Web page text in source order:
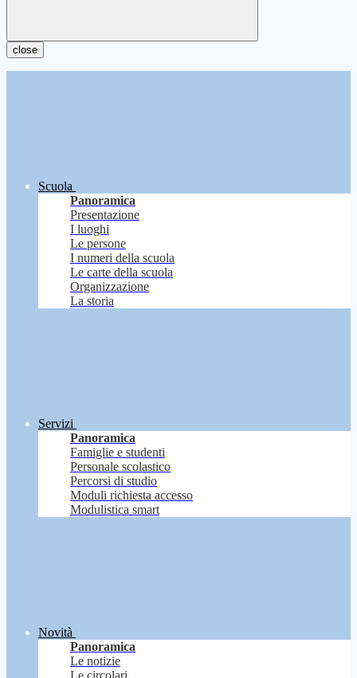
close
Scuola
Panoramica
Presentazione
I luoghi
Le persone
I numeri della scuola
Le carte della scuola
Organizzazione
La storia
Servizi
Panoramica
Famiglie e studenti
Personale scolastico
Percorsi di studio
Moduli richiesta accesso
Modulistica smart
Novità
Panoramica
Le notizie